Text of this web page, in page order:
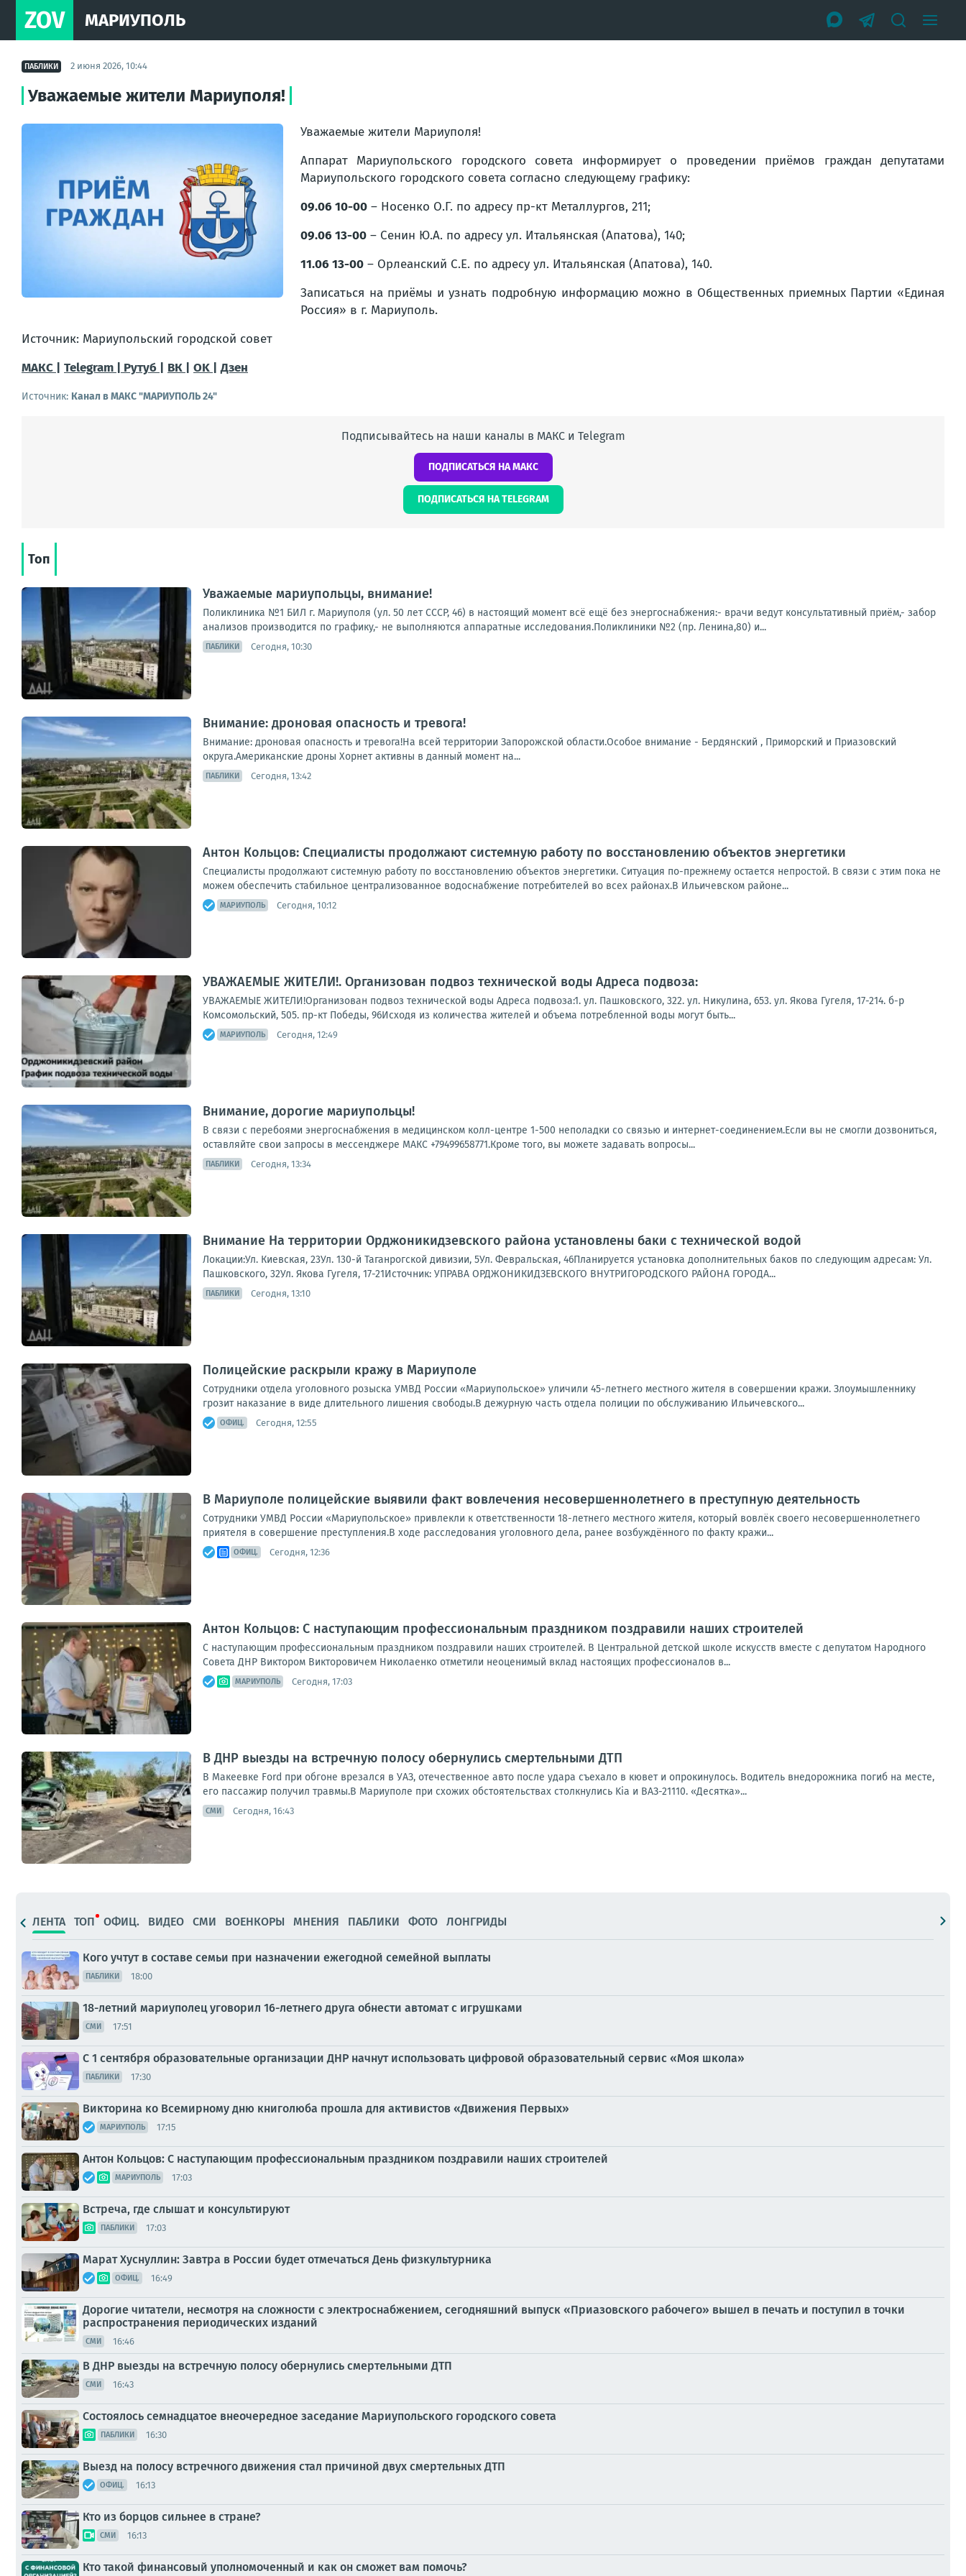
ZOV МАРИУПОЛЬ
ПАБЛИКИ 2 июня 2026, 10:44
Уважаемые жители Мариуполя!
Уважаемые жители Мариуполя!
Аппарат Мариупольского городского совета информирует о проведении приёмов граждан депутатами
Мариупольского городского совета согласно следующему графику:
09.06 10-00 – Носенко О.Г. по адресу пр-кт Металлургов, 211;
09.06 13-00 – Сенин Ю.А. по адресу ул. Итальянская (Апатова), 140;
11.06 13-00 – Орлеанский С.Е. по адресу ул. Итальянская (Апатова), 140.
Записаться на приёмы и узнать подробную информацию можно в Общественных приемных Партии «Единая
Россия» в г. Мариуполь.
Источник: Мариупольский городской совет
МАКС |
Telegram | Рутуб | ВК | OK | Дзен
Источник: Канал в МАКС "МАРИУПОЛЬ 24"
Подписывайтесь на наши каналы в МАКС и Telegram
ПОДПИСАТЬСЯ НА МАКС
ПОДПИСАТЬСЯ НА TELEGRAM
Топ
Уважаемые мариупольцы, внимание!
Поликлиника №1 БИЛ г. Мариуполя (ул. 50 лет СССР, 46) в настоящий момент всё ещё без энергоснабжения:- врачи ведут консультативный приём,- забор
анализов производится по графику,- не выполняются аппаратные исследования.Поликлиники №2 (пр. Ленина,80) и...
ПАБЛИКИ Сегодня, 10:30
Внимание: дроновая опасность и тревога!
Внимание: дроновая опасность и тревога!На всей территории Запорожской области.Особое внимание - Бердянский , Приморский и Приазовский
округа.Американские дроны Хорнет активны в данный момент на...
ПАБЛИКИ Сегодня, 13:42
Антон Кольцов: Специалисты продолжают системную работу по восстановлению объектов энергетики
Специалисты продолжают системную работу по восстановлению объектов энергетики. Ситуация по-прежнему остается непростой. В связи с этим пока не
можем обеспечить стабильное централизованное водоснабжение потребителей во всех районах.В Ильичевском районе...
МАРИУПОЛЬ Сегодня, 10:12
УВАЖАЕМЫЕ ЖИТЕЛИ!. Организован подвоз технической воды Адреса подвоза:
УВАЖАЕМЫЕ ЖИТЕЛИ!Организован подвоз технической воды Адреса подвоза:1. ул. Пашковского, 322. ул. Никулина, 653. ул. Якова Гугеля, 17-214. б-р
Комсомольский, 505. пр-кт Победы, 96Исходя из количества жителей и объема потребленной воды могут быть...
МАРИУПОЛЬ Сегодня, 12:49
Внимание, дорогие мариупольцы!
В связи с перебоями энергоснабжения в медицинском колл-центре 1-500 неполадки со связью и интернет-соединением.Если вы не смогли дозвониться,
оставляйте свои запросы в мессенджере МАКС +79499658771.Кроме того, вы можете задавать вопросы...
ПАБЛИКИ Сегодня, 13:34
Внимание На территории Орджоникидзевского района установлены баки с технической водой
Локации:Ул. Киевская, 23Ул. 130-й Таганрогской дивизии, 5Ул. Февральская, 46Планируется установка дополнительных баков по следующим адресам: Ул.
Пашковского, 32Ул. Якова Гугеля, 17-21Источник: УПРАВА ОРДЖОНИКИДЗЕВСКОГО ВНУТРИГОРОДСКОГО РАЙОНА ГОРОДА...
ПАБЛИКИ Сегодня, 13:10
Полицейские раскрыли кражу в Мариуполе
Сотрудники отдела уголовного розыска УМВД России «Мариупольское» уличили 45-летнего местного жителя в совершении кражи. Злоумышленнику
грозит наказание в виде длительного лишения свободы.В дежурную часть отдела полиции по обслуживанию Ильичевского...
ОФИЦ. Сегодня, 12:55
В Мариуполе полицейские выявили факт вовлечения несовершеннолетнего в преступную деятельность
Сотрудники УМВД России «Мариупольское» привлекли к ответственности 18-летнего местного жителя, который вовлёк своего несовершеннолетнего
приятеля в совершение преступления.В ходе расследования уголовного дела, ранее возбуждённого по факту кражи...
ОФИЦ. Сегодня, 12:36
Антон Кольцов: С наступающим профессиональным праздником поздравили наших строителей
С наступающим профессиональным праздником поздравили наших строителей. В Центральной детской школе искусств вместе с депутатом Народного
Совета ДНР Виктором Викторовичем Николаенко отметили неоценимый вклад настоящих профессионалов в...
МАРИУПОЛЬ Сегодня, 17:03
В ДНР выезды на встречную полосу обернулись смертельными ДТП
В Макеевке Ford при обгоне врезался в УАЗ, отечественное авто после удара съехало в кювет и опрокинулось. Водитель внедорожника погиб на месте,
его пассажир получил травмы.В Мариуполе при схожих обстоятельствах столкнулись Kia и ВАЗ-21110. «Десятка»...
СМИ Сегодня, 16:43
ЛЕНТА ТОП ОФИЦ. ВИДЕО СМИ ВОЕНКОРЫ МНЕНИЯ ПАБЛИКИ ФОТО ЛОНГРИДЫ
Кого учтут в составе семьи при назначении ежегодной семейной выплаты
ПАБЛИКИ 18:00
18-летний мариуполец уговорил 16-летнего друга обнести автомат с игрушками
СМИ 17:51
С 1 сентября образовательные организации ДНР начнут использовать цифровой образовательный сервис «Моя школа»
ПАБЛИКИ 17:30
Викторина ко Всемирному дню книголюба прошла для активистов «Движения Первых»
МАРИУПОЛЬ 17:15
Антон Кольцов: С наступающим профессиональным праздником поздравили наших строителей
МАРИУПОЛЬ 17:03
Встреча, где слышат и консультируют
ПАБЛИКИ 17:03
Марат Хуснуллин: Завтра в России будет отмечаться День физкультурника
ОФИЦ. 16:49
Дорогие читатели, несмотря на сложности с электроснабжением, сегодняшний выпуск «Приазовского рабочего» вышел в печать и поступил в точки
распространения периодических изданий
СМИ 16:46
В ДНР выезды на встречную полосу обернулись смертельными ДТП
СМИ 16:43
Состоялось семнадцатое внеочередное заседание Мариупольского городского совета
ПАБЛИКИ 16:30
Выезд на полосу встречного движения стал причиной двух смертельных ДТП
ОФИЦ. 16:13
Кто из борцов сильнее в стране?
СМИ 16:13
Кто такой финансовый уполномоченный и как он сможет вам помочь?